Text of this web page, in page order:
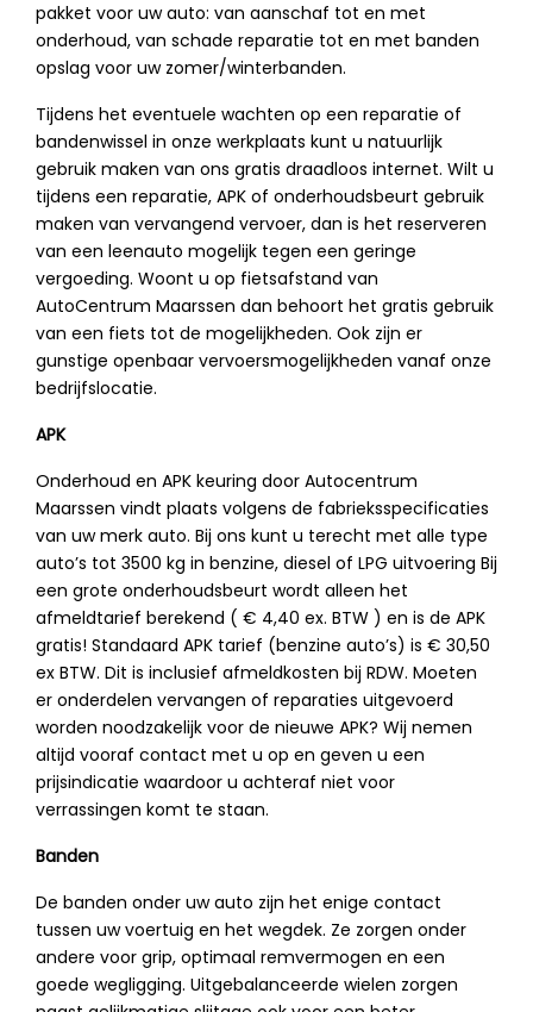
pakket voor uw auto: van aanschaf tot en met
onderhoud, van schade reparatie tot en met banden
opslag voor uw zomer/winterbanden.
Tijdens het eventuele wachten op een reparatie of
bandenwissel in onze werkplaats kunt u natuurlijk
gebruik maken van ons gratis draadloos internet. Wilt u
tijdens een reparatie, APK of onderhoudsbeurt gebruik
maken van vervangend vervoer, dan is het reserveren
van een leenauto mogelijk tegen een geringe
vergoeding. Woont u op fietsafstand van
AutoCentrum Maarssen dan behoort het gratis gebruik
van een fiets tot de mogelijkheden. Ook zijn er
gunstige openbaar vervoersmogelijkheden vanaf onze
bedrijfslocatie.
APK
Onderhoud en APK keuring door Autocentrum
Maarssen vindt plaats volgens de fabrieksspecificaties
van uw merk auto. Bij ons kunt u terecht met alle type
auto’s tot 3500 kg in benzine, diesel of LPG uitvoering Bij
een grote onderhoudsbeurt wordt alleen het
afmeldtarief berekend ( € 4,40 ex. BTW ) en is de APK
gratis! Standaard APK tarief (benzine auto’s) is € 30,50
ex BTW. Dit is inclusief afmeldkosten bij RDW. Moeten
er onderdelen vervangen of reparaties uitgevoerd
worden noodzakelijk voor de nieuwe APK? Wij nemen
altijd vooraf contact met u op en geven u een
prijsindicatie waardoor u achteraf niet voor
verrassingen komt te staan.
Banden
De banden onder uw auto zijn het enige contact
tussen uw voertuig en het wegdek. Ze zorgen onder
andere voor grip, optimaal remvermogen en een
goede wegligging. Uitgebalanceerde wielen zorgen